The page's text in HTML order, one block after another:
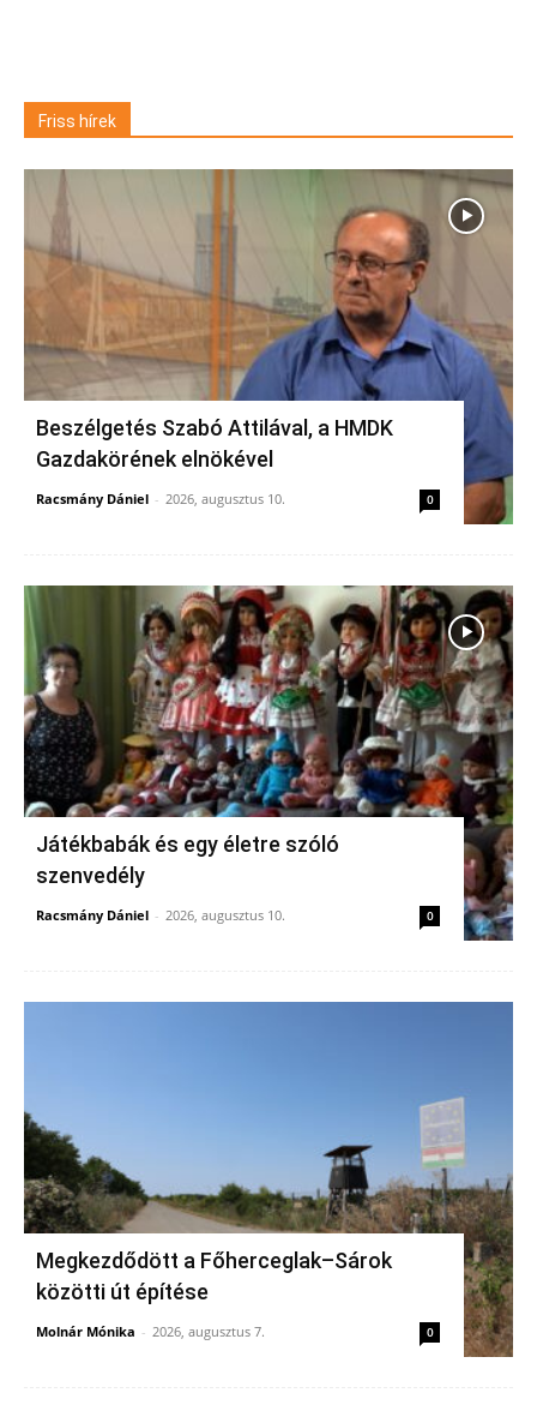
Friss hírek
Beszélgetés Szabó Attilával, a HMDK
Gazdakörének elnökével
Racsmány Dániel - 2026, augusztus 10. 0
Játékbabák és egy életre szóló
szenvedély
Racsmány Dániel - 2026, augusztus 10. 0
Megkezdődött a Főherceglak–Sárok
közötti út építése
Molnár Mónika - 2026, augusztus 7. 0